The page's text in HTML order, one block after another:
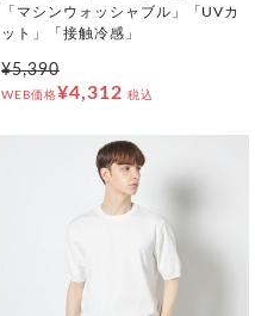
「マシンウォッシャブル」「UVカ
ット」「接触冷感」
¥5,390
WEB価格¥4,312 税込